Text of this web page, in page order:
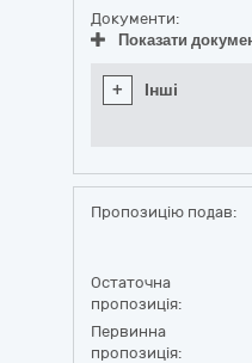
Документи:
Показати
+ Інші
Пропозицію подав:
Остаточна
пропозиція:
Первинна
пропозиція: